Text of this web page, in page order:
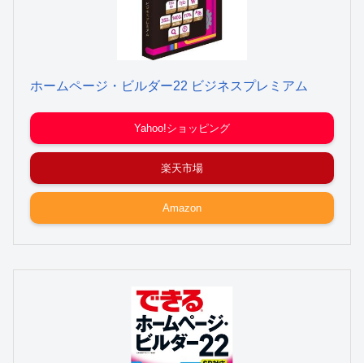
ホームページ・ビルダー22 ビジネスプレミアム
Yahoo!ショッピング
楽天市場
Amazon